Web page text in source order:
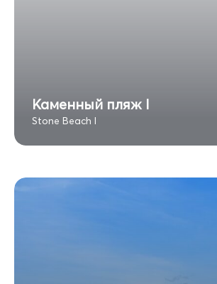
Каменный пляж I
Stone Beach I